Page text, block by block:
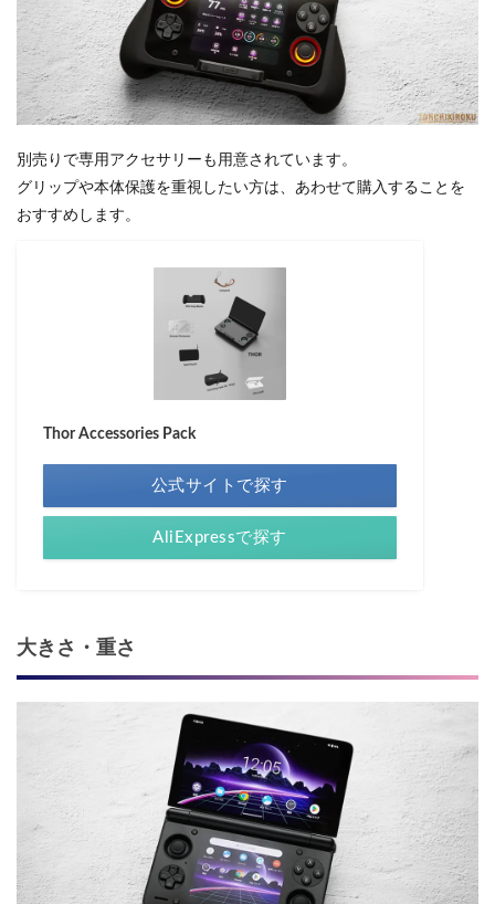
別売りで専用アクセサリーも用意されています。
グリップや本体保護を重視したい方は、あわせて購入することを
おすすめします。
Thor Accessories Pack
公式サイトで探す
AliExpressで探す
大きさ・重さ